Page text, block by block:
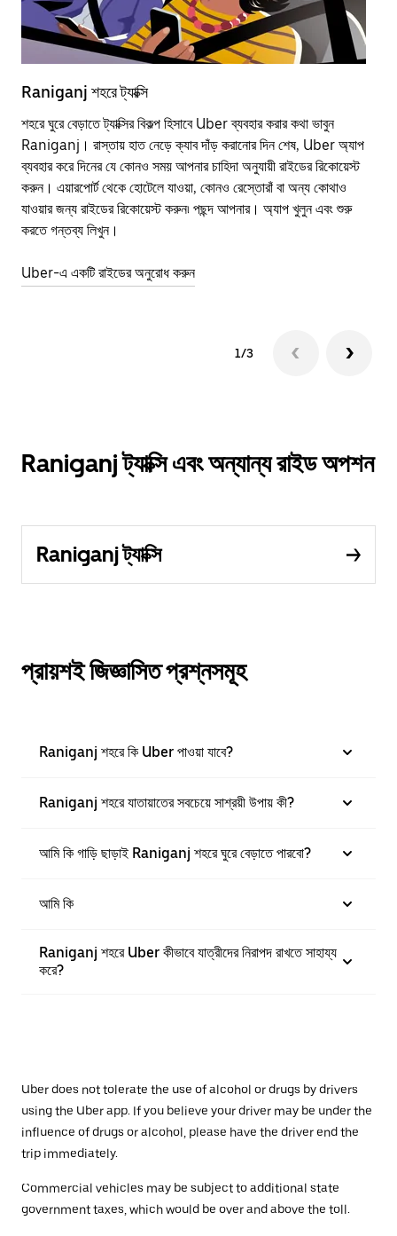
Raniganj শহরে ট্যাক্সি
শহরে ঘুরে বেড়াতে ট্যাক্সির বিকল্প হিসাবে Uber ব্যবহার করার কথা ভাবুন
Raniganj। রাস্তায় হাত নেড়ে ক্যাব দাঁড় করানোর দিন শেষ, Uber অ্যাপ
ব্যবহার করে দিনের যে কোনও সময় আপনার চাহিদা অনুযায়ী রাইডের রিকোয়েস্ট
করুন। এয়ারপোর্ট থেকে হোটেলে যাওয়া, কোনও রেস্তোরাঁ বা অন্য কোথাও
যাওয়ার জন্য রাইডের রিকোয়েস্ট করুন৷ পছন্দ আপনার। অ্যাপ খুলুন এবং শুরু
করতে গন্তব্য লিখুন।
Uber-এ একটি রাইডের অনুরোধ করুন
1/3
Raniganj ট্যাক্সি এবং অন্যান্য রাইড অপশন
Raniganj ট্যাক্সি
প্রায়শই জিজ্ঞাসিত প্রশ্নসমূহ
Raniganj শহরে কি Uber পাওয়া যাবে?
Raniganj শহরে যাতায়াতের সবচেয়ে সাশ্রয়ী উপায় কী?
আমি কি গাড়ি ছাড়াই Raniganj শহরে ঘুরে বেড়াতে পারবো?
আমি কি
Raniganj শহরে Uber কীভাবে যাত্রীদের নিরাপদ রাখতে সাহায্য
করে?
Uber does not tolerate the use of alcohol or drugs by drivers
using the Uber app. If you believe your driver may be under the
influence of drugs or alcohol, please have the driver end the
trip immediately.
Commercial vehicles may be subject to additional state
government taxes, which would be over and above the toll.